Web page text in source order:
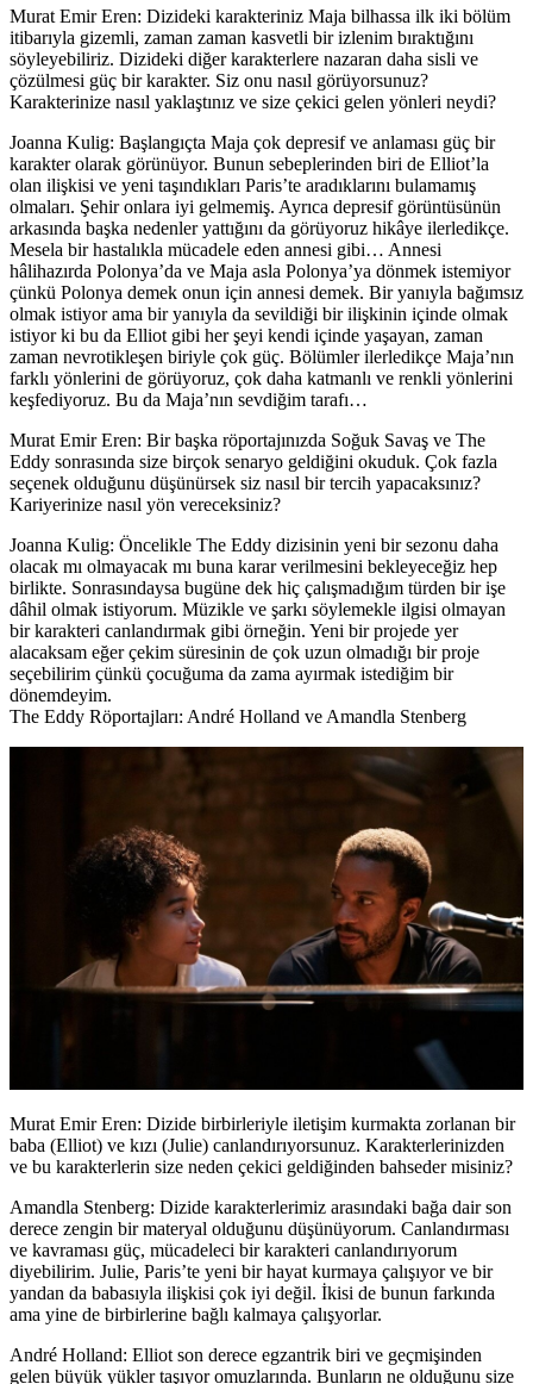
Murat Emir Eren: Dizideki karakteriniz Maja bilhassa ilk iki bölüm
itibarıyla gizemli, zaman zaman kasvetli bir izlenim bıraktığını
söyleyebiliriz. Dizideki diğer karakterlere nazaran daha sisli ve
çözülmesi güç bir karakter. Siz onu nasıl görüyorsunuz?
Karakterinize nasıl yaklaştınız ve size çekici gelen yönleri neydi?
Joanna Kulig: Başlangıçta Maja çok depresif ve anlaması güç bir
karakter olarak görünüyor. Bunun sebeplerinden biri de Elliot’la
olan ilişkisi ve yeni taşındıkları Paris’te aradıklarını bulamamış
olmaları. Şehir onlara iyi gelmemiş. Ayrıca depresif görüntüsünün
arkasında başka nedenler yattığını da görüyoruz hikâye ilerledikçe.
Mesela bir hastalıkla mücadele eden annesi gibi… Annesi
hâlihazırda Polonya’da ve Maja asla Polonya’ya dönmek istemiyor
çünkü Polonya demek onun için annesi demek. Bir yanıyla bağımsız
olmak istiyor ama bir yanıyla da sevildiği bir ilişkinin içinde olmak
istiyor ki bu da Elliot gibi her şeyi kendi içinde yaşayan, zaman
zaman nevrotikleşen biriyle çok güç. Bölümler ilerledikçe Maja’nın
farklı yönlerini de görüyoruz, çok daha katmanlı ve renkli yönlerini
keşfediyoruz. Bu da Maja’nın sevdiğim tarafı…
Murat Emir Eren: Bir başka röportajınızda Soğuk Savaş ve The
Eddy sonrasında size birçok senaryo geldiğini okuduk. Çok fazla
seçenek olduğunu düşünürsek siz nasıl bir tercih yapacaksınız?
Kariyerinize nasıl yön vereceksiniz?
Joanna Kulig: Öncelikle The Eddy dizisinin yeni bir sezonu daha
olacak mı olmayacak mı buna karar verilmesini bekleyeceğiz hep
birlikte. Sonrasındaysa bugüne dek hiç çalışmadığım türden bir işe
dâhil olmak istiyorum. Müzikle ve şarkı söylemekle ilgisi olmayan
bir karakteri canlandırmak gibi örneğin. Yeni bir projede yer
alacaksam eğer çekim süresinin de çok uzun olmadığı bir proje
seçebilirim çünkü çocuğuma da zama ayırmak istediğim bir
dönemdeyim.
The Eddy Röportajları: André Holland ve Amandla Stenberg
Murat Emir Eren: Dizide birbirleriyle iletişim kurmakta zorlanan bir
baba (Elliot) ve kızı (Julie) canlandırıyorsunuz. Karakterlerinizden
ve bu karakterlerin size neden çekici geldiğinden bahseder misiniz?
Amandla Stenberg: Dizide karakterlerimiz arasındaki bağa dair son
derece zengin bir materyal olduğunu düşünüyorum. Canlandırması
ve kavraması güç, mücadeleci bir karakteri canlandırıyorum
diyebilirim. Julie, Paris’te yeni bir hayat kurmaya çalışıyor ve bir
yandan da babasıyla ilişkisi çok iyi değil. İkisi de bunun farkında
ama yine de birbirlerine bağlı kalmaya çalışyorlar.
André Holland: Elliot son derece egzantrik biri ve geçmişinden
gelen büyük yükler taşıyor omuzlarında. Bunların ne olduğunu size